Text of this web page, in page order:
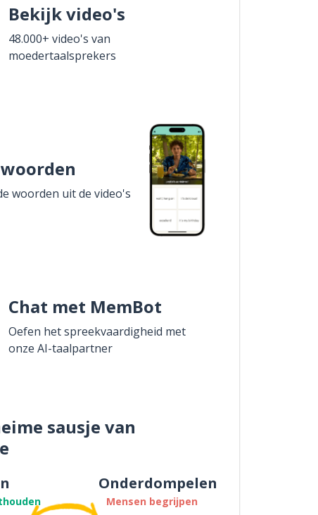
Bekijk video's
48.000+ video's van
moedertaalsprekers
woorden uit de video's
Chat met MemBot
Oefen het spreekvaardigheid met
onze AI-taalpartner
sausje van
Onderdompelen
Mensen begrijpen